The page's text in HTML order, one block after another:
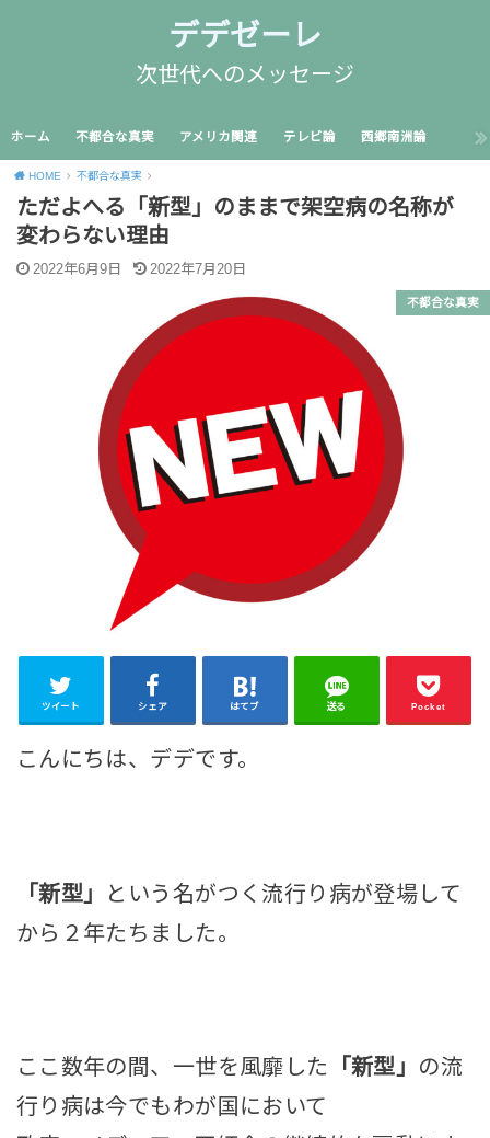
デデゼーレ
次世代へのメッセージ
ホーム 不都合な真実 アメリカ関連 テレビ論 西郷南洲論
HOME 不都合な真実
ただよへる「新型」のままで架空病の名称が
変わらない理由
2022年6月9日 2022年7月20日
不都合な真実
ツイート シェア はてブ 送る Pocket
こんにちは、デデです。
「新型」
という名がつく流行り病が登場して
から２年たちました。
ここ数年の間、一世を風靡した 「新型」 の流
行り病は今でもわが国において